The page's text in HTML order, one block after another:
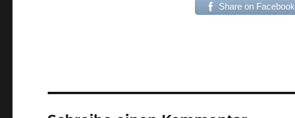
Share on Facebook